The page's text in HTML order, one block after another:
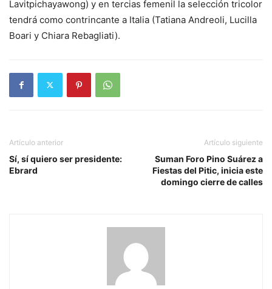
Lavitpichayawong) y en tercias femenil la selección tricolor
tendrá como contrincante a Italia (Tatiana Andreoli, Lucilla
Boari y Chiara Rebagliati).
Artículo anterior
Sí, sí quiero ser presidente:
Ebrard
Artículo siguiente
Suman Foro Pino Suárez a
Fiestas del Pitic, inicia este
domingo cierre de calles